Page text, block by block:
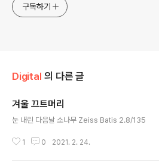
구독하기
Digital 의 다른 글
겨울 끄트머리
눈 내린 다음날 소나무 Zeiss Batis 2.8/135
1 0 2021. 2. 24.